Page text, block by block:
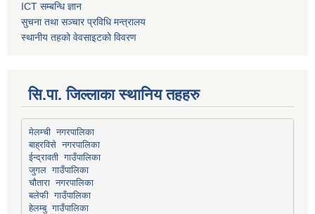
ICT सम्बन्धि ज्ञान
सुचना तथा सञ्चार प्रविधि मन्त्रालय
स्थानीय तहको वेवसाइटको विवरण
सि.पा. जिल्लाका स्थानिय तहहरु
मेलम्ची नगरपालिका
बाह्रविसे नगरपालिका
ईन्द्रावती गाउँपालिका
जुगल गाउँपालिका
चौतारा नगरपालिका
बलेफी गाउँपालिका
हेलम्बु गाउँपालिका